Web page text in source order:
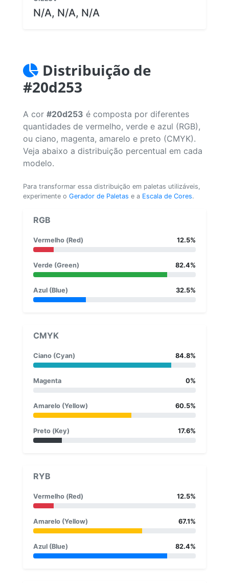
N/A, N/A, N/A
Distribuição de
#20d253
A cor #20d253 é composta por diferentes
quantidades de vermelho, verde e azul (RGB),
ou ciano, magenta, amarelo e preto (CMYK).
Veja abaixo a distribuição percentual em cada
modelo.
Para transformar essa distribuição em paletas utilizáveis,
experimente o Gerador de Paletas e a Escala de Cores.
RGB
Vermelho (Red) 12.5%
Verde (Green) 82.4%
Azul (Blue) 32.5%
CMYK
Ciano (Cyan) 84.8%
Magenta 0%
Amarelo (Yellow) 60.5%
Preto (Key) 17.6%
RYB
Vermelho (Red) 12.5%
Amarelo (Yellow) 67.1%
Azul (Blue) 82.4%